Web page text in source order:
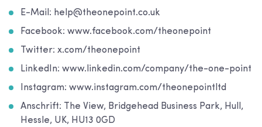
E-Mail: help@theonepoint.co.uk
Facebook: www.facebook.com/theonepoint
Twitter: x.com/theonepoint
LinkedIn: www.linkedin.com/company/the-one-point
Instagram: www.instagram.com/theonepointltd
Anschrift: The View, Bridgehead Business Park, Hull,
Hessle, UK, HU13 0GD